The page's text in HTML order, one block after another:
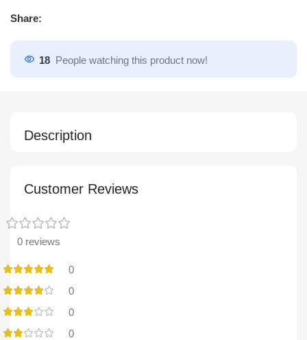
Share:
18 People watching this product now!
Description
Customer Reviews
0 reviews
0
0
0
0